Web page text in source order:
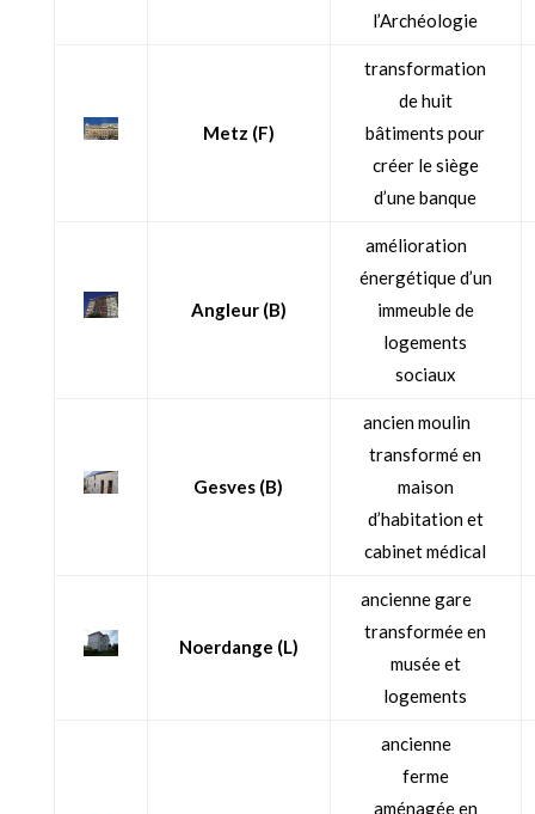
l’Archéologie
Metz (F)
transformation
de huit
bâtiments pour
créer le siège
d’une banque
Angleur (B)
amélioration
énergétique d’un
immeuble de
logements
sociaux
Gesves (B)
ancien moulin
transformé en
maison
d’habitation et
cabinet médical
Noerdange (L)
ancienne gare
transformée en
musée et
logements
ancienne
ferme
aménagée en